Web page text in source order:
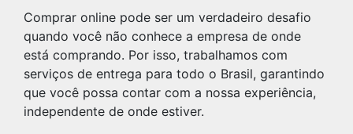
Comprar online pode ser um verdadeiro desafio
quando você não conhece a empresa de onde
está comprando. Por isso, trabalhamos com
serviços de entrega para todo o Brasil, garantindo
que você possa contar com a nossa experiência,
independente de onde estiver.